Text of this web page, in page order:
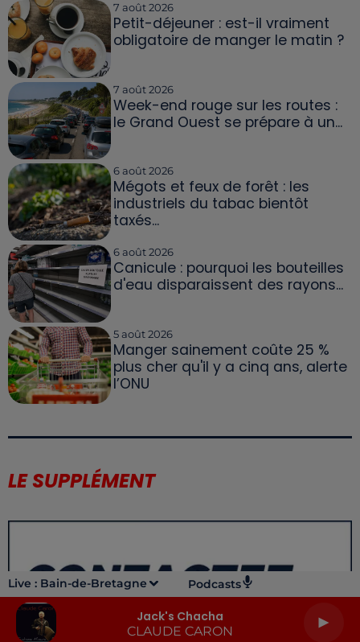
Live : Bain-de-Bretagne Podcasts
Jack's Chacha
CLAUDE CARON
7 août 2026
Petit-déjeuner : est-il vraiment
obligatoire de manger le matin ?
7 août 2026
Week-end rouge sur les routes :
le Grand Ouest se prépare à un...
6 août 2026
Mégots et feux de forêt : les
industriels du tabac bientôt
taxés...
6 août 2026
Canicule : pourquoi les bouteilles
d'eau disparaissent des rayons...
5 août 2026
Manger sainement coûte 25 %
plus cher qu'il y a cinq ans, alerte
l’ONU
LE SUPPLÉMENT